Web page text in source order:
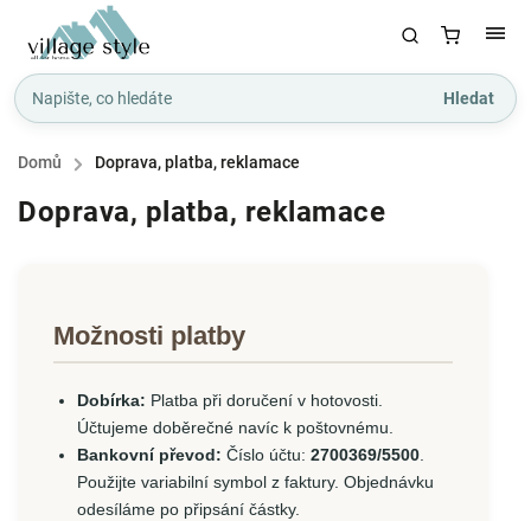
Hledat
Domů / Doprava, platba, reklamace
Doprava, platba, reklamace
Možnosti platby
Dobírka: Platba při doručení v hotovosti.
Účtujeme doběrečné navíc k poštovnému.
Bankovní převod: Číslo účtu: 2700369/5500.
Použijte variabilní symbol z faktury. Objednávku
odesíláme po připsání částky.